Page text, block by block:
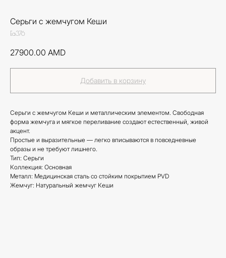
Серьги с жемчугом Кеши
Ea376
27900.00 AMD
Добавить в корзину
Серьги с жемчугом Кеши и металлическим элементом. Свободная
форма жемчуга и мягкое переливание создают естественный, живой
акцент.
Простые и выразительные — легко вписываются в повседневные
образы и не требуют лишнего.
Тип: Серьги
Коллекция: Основная
Металл: Медицинская сталь со стойким покрытием PVD
Жемчуг: Натуральный жемчуг Кеши